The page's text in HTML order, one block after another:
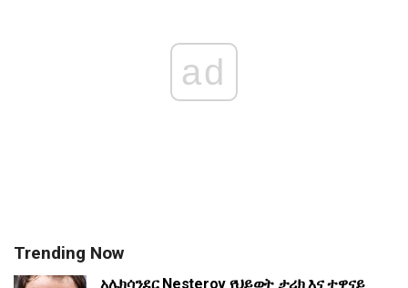
ad
Trending Now
አሌክሳንደር Nesterov የህይወት ታሪክ እና ተዋናይ